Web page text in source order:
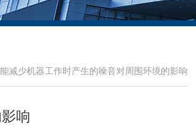
减少机器工作时产生的噪音对周围环境的影响
响